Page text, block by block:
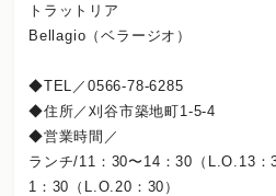
トラットリア
Bellagio（ベラージオ）
◆TEL／0566-78-6285
◆住所／刈谷市築地町1-5-4
◆営業時間／
ランチ/11：30〜14：30（L.O.13
1：30（L.O.20：30）